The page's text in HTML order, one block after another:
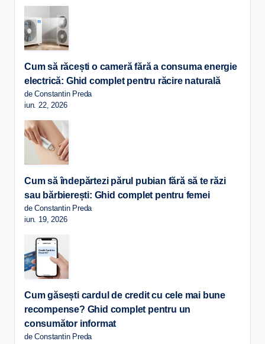
Cum să răcești o cameră fără a consuma energie
electrică: Ghid complet pentru răcire naturală
de Constantin Preda
iun. 22, 2026
Cum să îndepărtezi părul pubian fără să te răzi
sau bărbierești: Ghid complet pentru femei
de Constantin Preda
iun. 19, 2026
Cum găsești cardul de credit cu cele mai bune
recompense? Ghid complet pentru un
consumător informat
de Constantin Preda